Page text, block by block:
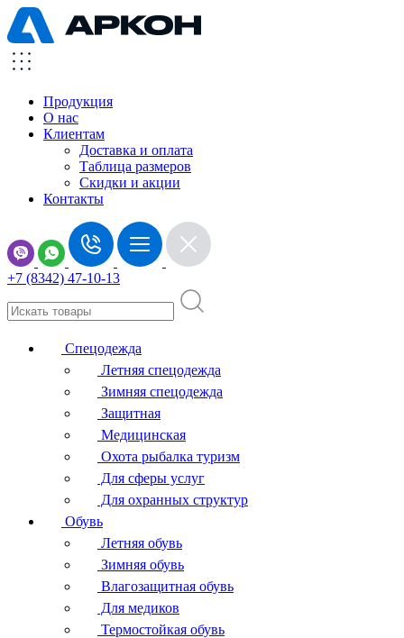
Продукция
О нас
Клиентам
Доставка и оплата
Таблица размеров
Скидки и акции
Контакты
+7 (8342) 47-10-13
Спецодежда
Летняя спецодежда
Зимняя спецодежда
Защитная
Медицинская
Охота рыбалка туризм
Для сферы услуг
Для охранных структур
Обувь
Летняя обувь
Зимняя обувь
Влагозащитная обувь
Для медиков
Термостойкая обувь